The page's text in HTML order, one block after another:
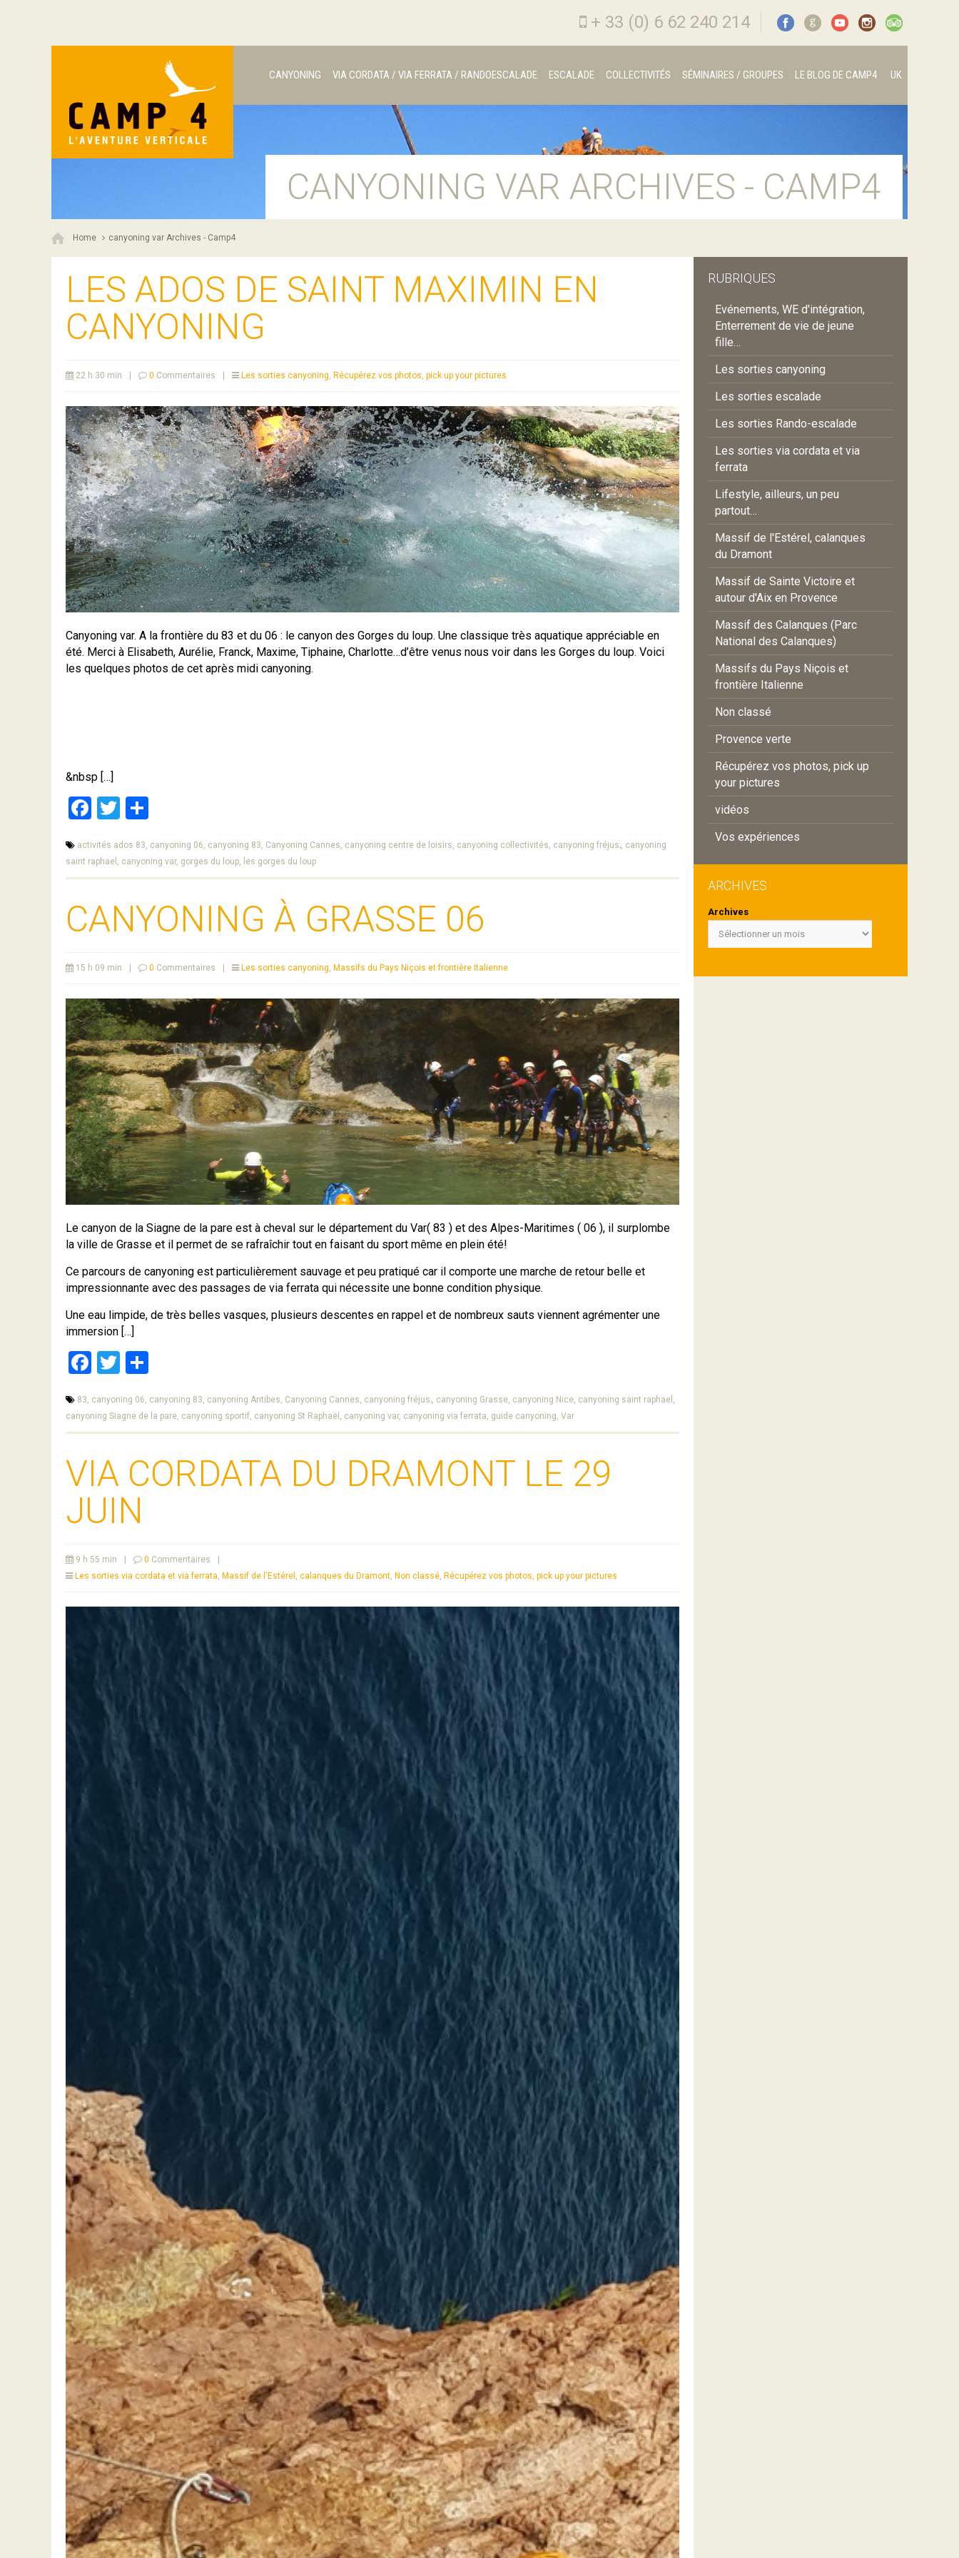
G
+ 33 (0) 6 62 240 214
CANYONING VIA CORDATA / VIA FERRATA / RANDOESCALADE ESCALADE COLLECTIVITÉS SÉMINAIRES / GROUPES LE BLOG DE CAMP4 UK
CANYONING VAR ARCHIVES - CAMP4
Home canyoning var Archives - Camp4
LES ADOS DE SAINT MAXIMIN EN
CANYONING
22 h 30 min 0 Commentaires Les sorties canyoning, Récupérez vos photos, pick up your pictures
Canyoning var. A la frontière du 83 et du 06 : le canyon des Gorges du loup. Une classique très aquatique appréciable en
été. Merci à Elisabeth, Aurélie, Franck, Maxime, Tiphaine, Charlotte…d’être venus nous voir dans les Gorges du loup. Voici
les quelques photos de cet après midi canyoning.
&nbsp […]
Facebook
Twitter
activités ados 83, canyoning 06, canyoning 83, Canyoning Cannes, canyoning centre de loisirs, canyoning collectivités, canyoning fréjus;, canyoning
saint raphael, canyoning var, gorges du loup, les gorges du loup
CANYONING À GRASSE 06
15 h 09 min 0 Commentaires Les sorties canyoning, Massifs du Pays Niçois et frontière Italienne
Le canyon de la Siagne de la pare est à cheval sur le département du Var( 83 ) et des Alpes-Maritimes ( 06 ), il surplombe
la ville de Grasse et il permet de se rafraîchir tout en faisant du sport même en plein été!
Ce parcours de canyoning est particulièrement sauvage et peu pratiqué car il comporte une marche de retour belle et
impressionnante avec des passages de via ferrata qui nécessite une bonne condition physique.
Une eau limpide, de très belles vasques, plusieurs descentes en rappel et de nombreux sauts viennent agrémenter une
immersion […]
Facebook
Twitter
83, canyoning 06, canyoning 83, canyoning Antibes, Canyoning Cannes, canyoning fréjus;, canyoning Grasse, canyoning Nice, canyoning saint raphael,
canyoning Siagne de la pare, canyoning sportif, canyoning St Raphaël, canyoning var, canyoning via ferrata, guide canyoning, Var
VIA CORDATA DU DRAMONT LE 29
JUIN
9 h 55 min 0 Commentaires
Les sorties via cordata et via ferrata, Massif de l'Estérel, calanques du Dramont, Non classé, Récupérez vos photos, pick up your pictures
RUBRIQUES
Evénements, WE d'intégration,
Enterrement de vie de jeune
fille…
Les sorties canyoning
Les sorties escalade
Les sorties Rando-escalade
Les sorties via cordata et via
ferrata
Lifestyle, ailleurs, un peu
partout…
Massif de l'Estérel, calanques
du Dramont
Massif de Sainte Victoire et
autour d'Aix en Provence
Massif des Calanques (Parc
National des Calanques)
Massifs du Pays Niçois et
frontière Italienne
Non classé
Provence verte
Récupérez vos photos, pick up
your pictures
vidéos
Vos expériences
ARCHIVES
Archives